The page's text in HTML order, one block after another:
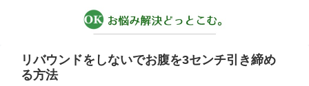
リバウンドをしないでお腹を3センチ引き締め
る方法